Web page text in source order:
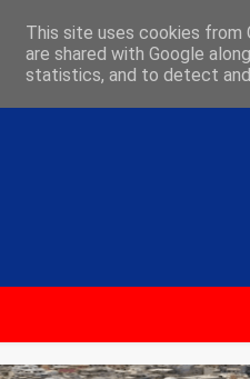
This site uses cookies from
are shared with Google
statistics, and to detect and